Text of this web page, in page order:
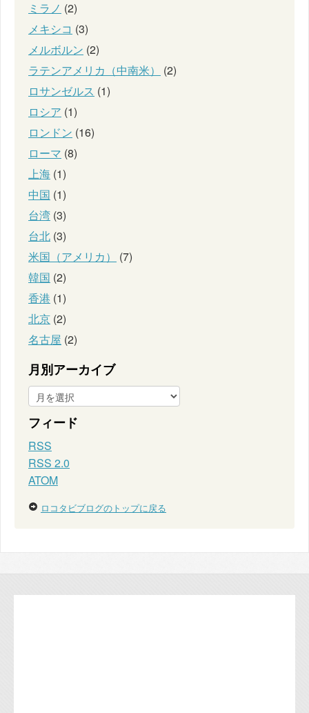
ミラノ (2)
メキシコ (3)
メルボルン (2)
ラテンアメリカ（中南米）
(2)
ロサンゼルス (1)
ロシア (1)
ロンドン (16)
ローマ (8)
上海 (1)
中国 (1)
台湾 (3)
台北 (3)
米国（アメリカ）
(7)
韓国 (2)
香港 (1)
北京 (2)
名古屋 (2)
月別アーカイブ
フィード
RSS
RSS 2.0
ATOM
ロコタビブログのトップに戻る